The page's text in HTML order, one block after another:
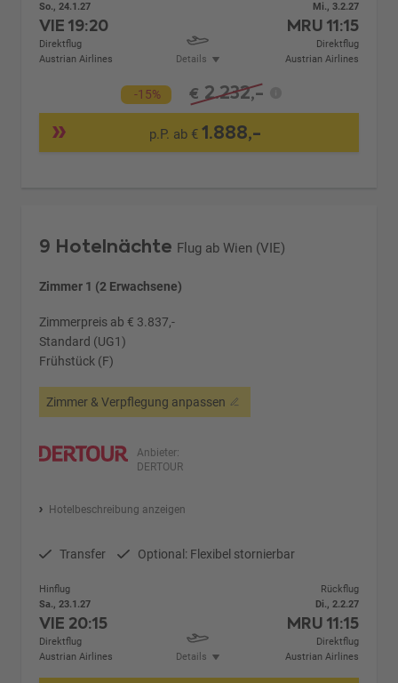
So., 24.1.27
VIE19:20
Direktflug
Austrian Airlines
Details
Mi., 3.2.27
MRU 11:15
Direktflug
Austrian Airlines
-15% € 2.232,-
p.P. ab €1.888,-
9 Hotelnächte Flug ab Wien (VIE)
Zimmer 1 (2 Erwachsene)
Zimmerpreis ab € 3.837,-
Standard (UG1)
Frühstück (F)
Zimmer & Verpflegung anpassen
Anbieter:
DERTOUR
Hotelbeschreibung anzeigen
Transfer Optional: Flexibel stornierbar
Hinflug
Sa., 23.1.27
VIE 20:15
Direktflug
Austrian Airlines
Details
Rückflug
Di., 2.2.27
MRU 11:15
Direktflug
Austrian Airlines